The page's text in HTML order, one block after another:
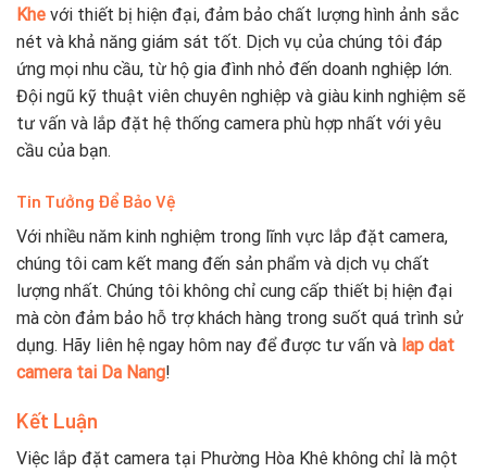
Khe với thiết bị hiện đại, đảm bảo chất lượng hình ảnh sắc
nét và khả năng giám sát tốt. Dịch vụ của chúng tôi đáp
ứng mọi nhu cầu, từ hộ gia đình nhỏ đến doanh nghiệp lớn.
Đội ngũ kỹ thuật viên chuyên nghiệp và giàu kinh nghiệm sẽ
tư vấn và lắp đặt hệ thống camera phù hợp nhất với yêu
cầu của bạn.
Tin Tưởng Để Bảo Vệ
Với nhiều năm kinh nghiệm trong lĩnh vực lắp đặt camera,
chúng tôi cam kết mang đến sản phẩm và dịch vụ chất
lượng nhất. Chúng tôi không chỉ cung cấp thiết bị hiện đại
mà còn đảm bảo hỗ trợ khách hàng trong suốt quá trình sử
dụng. Hãy liên hệ ngay hôm nay để được tư vấn và lap dat
camera tai Da Nang!
Kết Luận
Việc lắp đặt camera tại Phường Hòa Khê không chỉ là một